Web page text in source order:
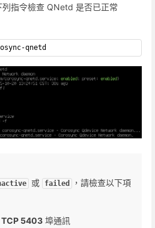
指令檢查 QNetd 是否已正常
qnetd
或 failed
，請檢查以下項
TCP 5403 埠通訊